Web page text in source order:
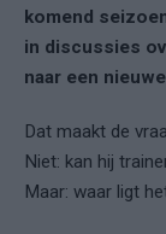
komend
in discussies
naar een
Dat maakt de
Niet: kan hij
Maar: waar ligt